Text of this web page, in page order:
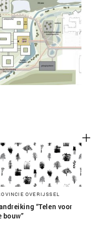
OVERIJSSEL
“Telen voor
bouw”